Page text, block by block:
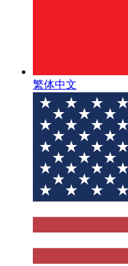
繁体中文